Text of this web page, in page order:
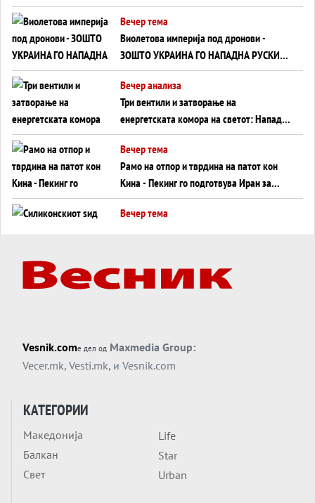
Вечер тема
Виолетова империја под дронови -
ЗОШТО УКРАИНА ГО НАПАДНА РУСКИОТ
WILDBERRIES
Вечер анализа
Три вентили и затворање на
енергетската комора на светот: Нападот
во Суец најавува глобален енергетски
инфаркт?
Вечер тема
Рамо на отпор и тврдина на патот кон
Кина - Пекинг го подготвува Иран за
американска копнена инвазија
Вечер тема
Вечер тема
Трамп тврди дека повторно „разговара“
Вечер тема
ДЛАБОКО УДОЛУ: Сметководствените
трикови што го соборија ЕНРОН ги
Вечер тема
Vesnik.comе дел од Maxmedia Group:
Vecer.mk, Vesti.mk, и Vesnik.com
КАТЕГОРИИ
Македонија
Балкан
Свет
Life
Star
Urban